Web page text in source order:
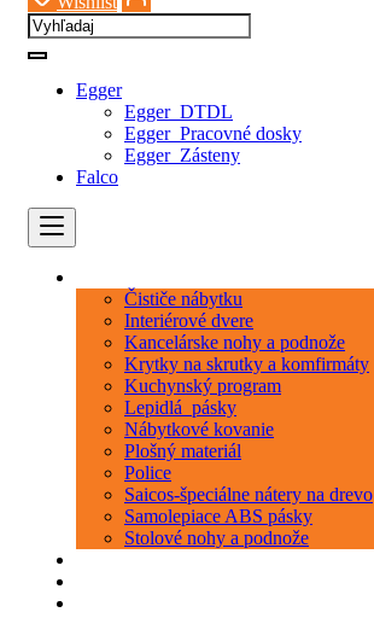
Egger
Egger_DTDL
Egger_Pracovné dosky
Egger_Zásteny
Falco
Čističe nábytku
Interiérové dvere
Kancelárske nohy a podnože
Krytky na skrutky a komfirmáty
Kuchynský program
Lepidlá_pásky
Nábytkové kovanie
Plošný materiál
Police
Saicos-špeciálne nátery na drevo
Samolepiace ABS pásky
Stolové nohy a podnože